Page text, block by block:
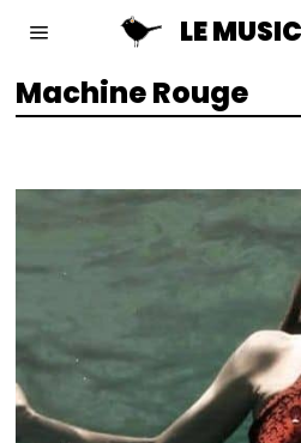
LE
Machine Rouge